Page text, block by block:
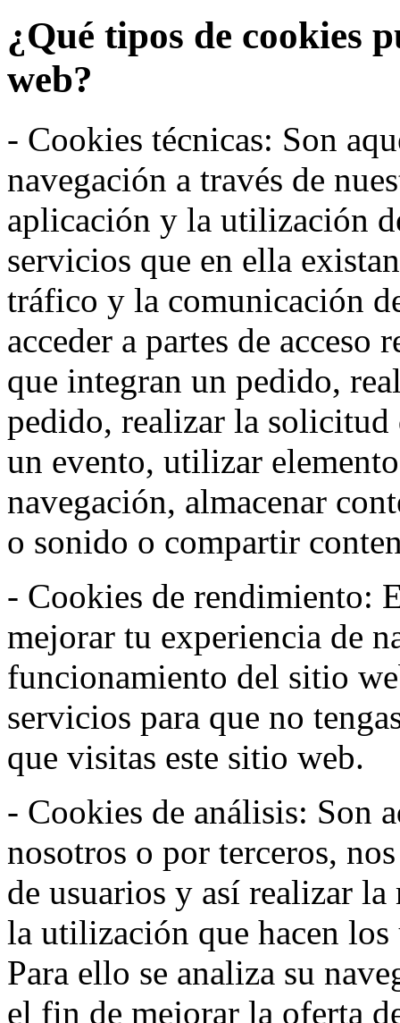
¿Qué tipos de cookies
web?
- Cookies técnicas: Son
navegación a través de
aplicación y la utilización
servicios que en ella
tráfico y la comunicación
acceder a partes de
que integran un pedido,
pedido, realizar la
un evento, utilizar
navegación, almacenar
o sonido o compartir
- Cookies de rendimiento:
mejorar tu experiencia de
funcionamiento del sitio
servicios para que no
que visitas este sitio web.
- Cookies de análisis: Son
nosotros o por terceros,
de usuarios y así realizar
la utilización que hacen
Para ello se analiza su
el fin de mejorar la oferta